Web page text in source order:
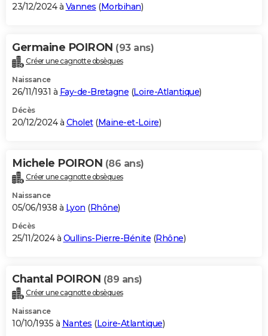
23/12/2024 à Vannes (Morbihan)
Germaine POIRON (93 ans)
Créer une cagnotte obsèques
Naissance
26/11/1931 à Fay-de-Bretagne (Loire-Atlantique)
Décès
20/12/2024 à Cholet(Maine-et-Loire)
Michele POIRON (86 ans)
Créer une cagnotte obsèques
Naissance
05/06/1938 à Lyon (Rhône)
Décès
25/11/2024 à Oullins-Pierre-Bénite (Rhône)
Chantal POIRON (89 ans)
Créer une cagnotte obsèques
Naissance
10/10/1935 à Nantes (Loire-Atlantique)